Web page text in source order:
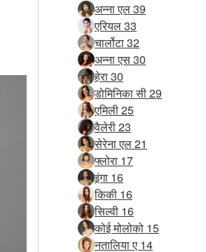
अन्ना एल 39
एरियल 33
चार्लोटा 32
अन्ना एस 30
हेरा 30
डोमिनिका सी 29
एमिली 25
वैलेरी 23
सेरेना एल 21
फ्लोरा 17
इंगा 16
किकी 16
सिल्वी 16
कोई मोलोको 15
नतालिया ए 14